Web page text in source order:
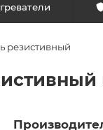
резистивный